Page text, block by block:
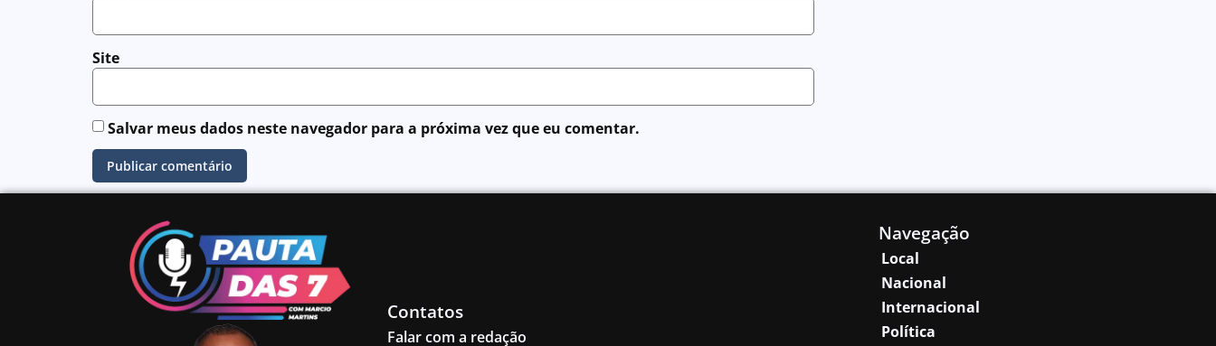
Site
Salvar meus dados neste navegador para a próxima vez que eu comentar.
Contatos
Falar com a redação
Navegação
Local
Nacional
Internacional
Política